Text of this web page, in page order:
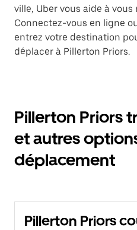
ville, Uber vous aide à
Connectez-vous en ligne
entrez votre destination
déplacer à Pillerton Priors.
Pillerton Priors
et autres
déplacement
Pillerton Priors